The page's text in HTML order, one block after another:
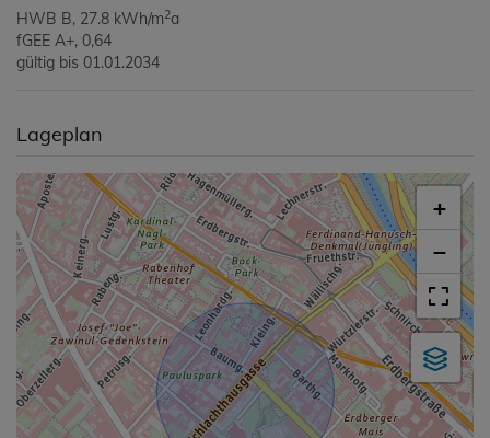
HWB B, 27.8 kWh/m2a
fGEE A+, 0,64
gültig bis 01.01.2034
Lageplan
+
−